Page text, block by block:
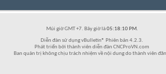
Múi giờ GMT +7. Bây giờ là05:18:10 PM.
Diễn đàn sử dụng vBulletin® Phiên bản 4.2.3.
Phát triển bởi thành viên diễn đàn CNCProVN.com
Ban quản trị không chịu trách nhiệm về nội dung do thành viên